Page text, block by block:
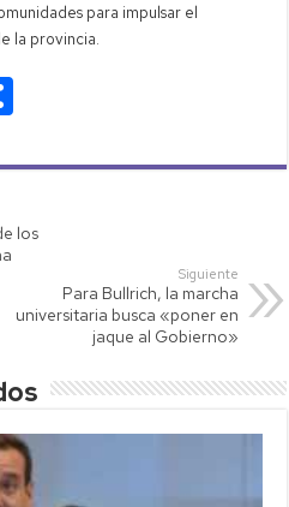
para impulsar el
la provincia.
m
ar
los
Siguiente
Para Bullrich, la marcha
universitaria busca «poner en
jaque al Gobierno»